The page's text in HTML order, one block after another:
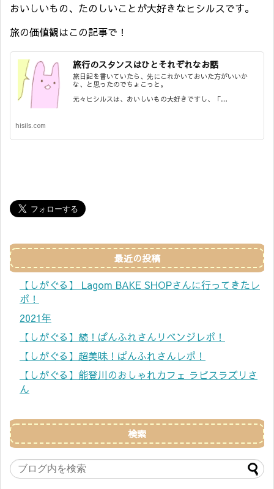
おいしいもの、たのしいことが大好きなヒシルスです。
旅の価値観はこの記事で！
旅行のスタンスはひとそれぞれなお話
旅日記を書いていたら、先にこれかいておいた方がいいか
な、と思ったのでちょこっと。
元々ヒシルスは、おいしいもの大好きですし、「…
hisils.com
最近の投稿
【しがぐる】 Lagom BAKE SHOPさんに行ってきたレ
ポ！
2021年
【しがぐる】続！ぱんふれさんリベンジレポ！
【しがぐる】超美味！ぱんふれさんレポ！
【しがぐる】能登川のおしゃれカフェ ラピスラズリさ
ん
検索